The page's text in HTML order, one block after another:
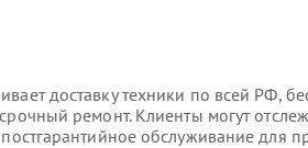
доставку техники по всей РФ,
ремонт. Клиенты могут
обслуживание для